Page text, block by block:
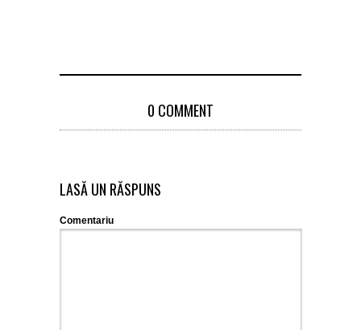
0 COMMENT
LASĂ UN RĂSPUNS
Comentariu